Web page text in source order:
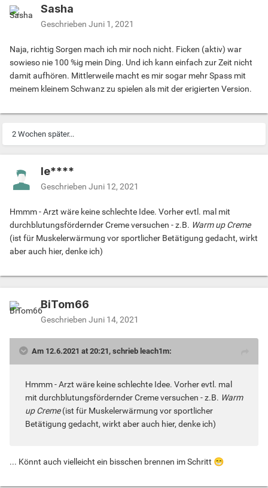
Sasha
Geschrieben Juni 1, 2021
Naja, richtig Sorgen mach ich mir noch nicht. Ficken (aktiv) war
sowieso nie 100 %ig mein Ding. Und ich kann einfach zur Zeit nicht
damit aufhören. Mittlerweile macht es mir sogar mehr Spass mit
meinem kleinem Schwanz zu spielen als mit der erigierten Version.
2 Wochen später...
le****
Geschrieben Juni 12, 2021
Hmmm - Arzt wäre keine schlechte Idee. Vorher evtl. mal mit
durchblutungsfördernder Creme versuchen - z.B. Warm up Creme
(ist für Muskelerwärmung vor sportlicher Betätigung gedacht, wirkt
aber auch hier, denke ich)
BiTom66
Geschrieben Juni 14, 2021
Am 12.6.2021 at 20:21, schrieb leach1m:
Hmmm - Arzt wäre keine schlechte Idee. Vorher evtl. mal
mit durchblutungsfördernder Creme versuchen - z.B. Warm
up Creme(ist für Muskelerwärmung vor sportlicher
Betätigung gedacht, wirkt aber auch hier, denke ich)
... Könnt auch vielleicht ein bisschen brennen im Schritt 😁